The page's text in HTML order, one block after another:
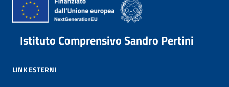
Istituto Comprensivo Sandro Pertini
LINK ESTERNI